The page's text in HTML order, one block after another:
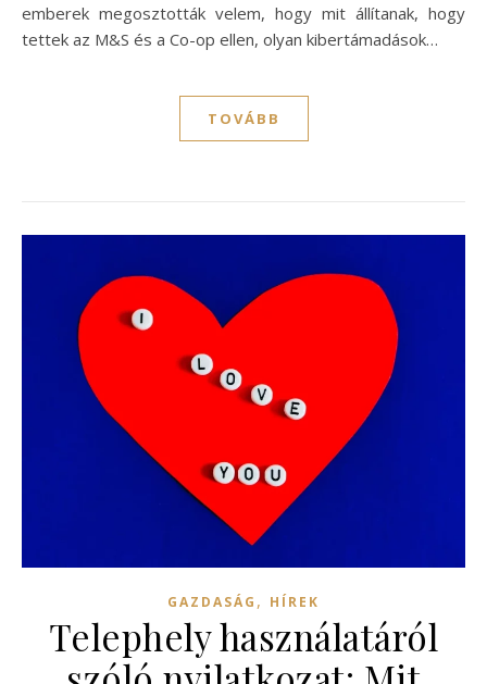
emberek megosztották velem, hogy mit állítanak, hogy
tettek az M&S és a Co-op ellen, olyan kibertámadások…
TOVÁBB
GAZDASÁG , HÍREK
Telephely használatáról